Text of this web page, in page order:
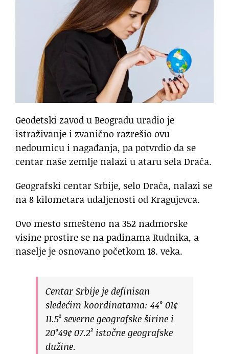
Geodetski zavod u Beogradu uradio je
istraživanje i zvanično razrešio ovu
nedoumicu i nagađanja, pa potvrdio da se
centar naše zemlje nalazi u ataru sela Drača.
Geografski centar Srbije, selo Drača, nalazi se
na 8 kilometara udaljenosti od Kragujevca.
Ovo mesto smešteno na 352 nadmorske
visine prostire se na padinama Rudnika, a
naselje je osnovano početkom 18. veka.
Centar Srbije je definisan
sledećim koordinatama: 44° 01¢
11.5² severne geografske širine i
20°49¢ 07.2² istočne geografske
dužine.